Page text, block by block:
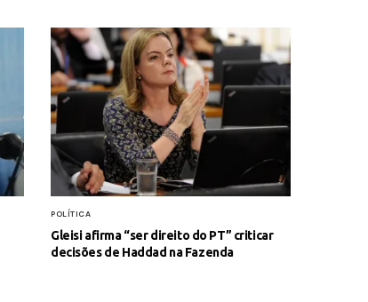
POLÍTICA
Gleisi afirma “ser direito do PT” criticar
decisões de Haddad na Fazenda